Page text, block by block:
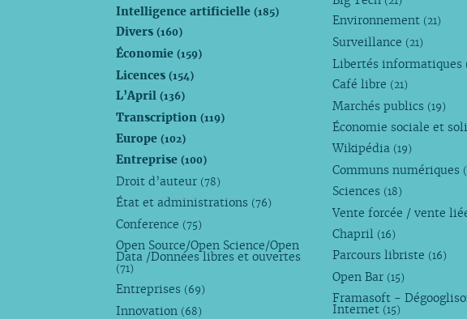
Intelligence artificielle(185)
Divers(160)
Économie(159)
Licences(154)
L’April(136)
Transcription(119)
Europe(102)
Entreprise(100)
Droit d’auteur (78)
État et administrations (76)
Conference (75)
Open Source/Open Science/Open
Data /Données libres et ouvertes
(71)
Entreprises (69)
Innovation (68)
Environnement (21)
Surveillance (21)
Libertés informatiques
Café libre (21)
Marchés publics (19)
Économie sociale et
Wikipédia (19)
Communs numériques
Sciences (18)
Vente forcée / vente
Chapril (16)
Parcours libriste (16)
Open Bar (15)
Framasoft -
Internet (15)